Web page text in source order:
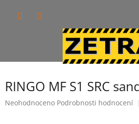
RINGO MF S1 SRC
Průměrné
Neohodnoceno Podrobnosti hodnocení